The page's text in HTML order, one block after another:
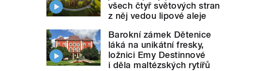
všech čtyř světových stran
z něj vedou lipové aleje
Barokní zámek Dětenice
láká na unikátní fresky,
ložnici Emy Destinnové
i děla maltézských rytířů